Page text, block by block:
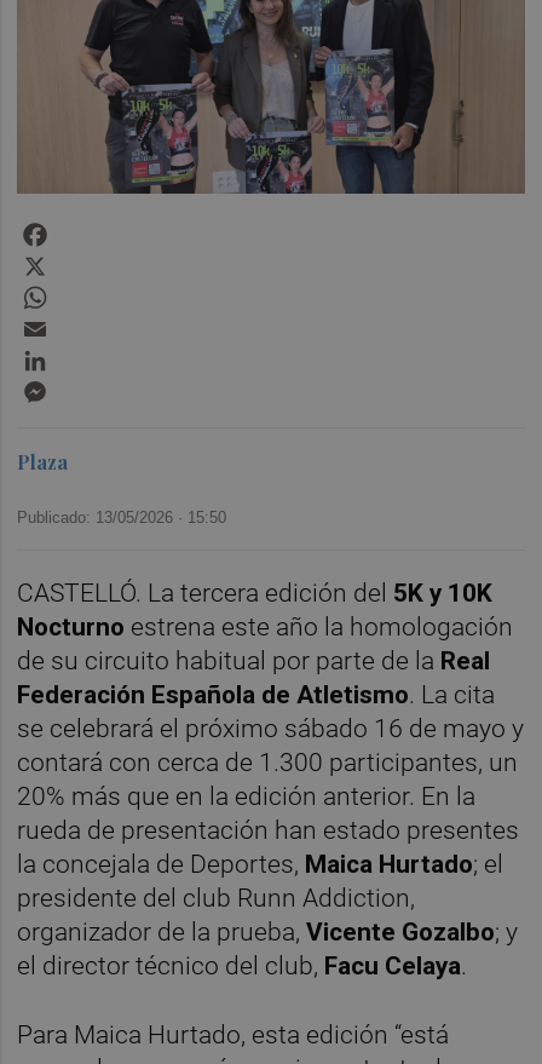
Plaza
Publicado: 13/05/2026 · 15:50
CASTELLÓ. La tercera edición del 5K y 10K
Nocturno estrena este año la homologación
de su circuito habitual por parte de la Real
Federación Española de Atletismo. La cita
se celebrará el próximo sábado 16 de mayo y
contará con cerca de 1.300 participantes, un
20% más que en la edición anterior. En la
rueda de presentación han estado presentes
la concejala de Deportes, Maica Hurtado; el
presidente del club Runn Addiction,
organizador de la prueba,Vicente Gozalbo; y
el director técnico del club, Facu Celaya.
Para Maica Hurtado, esta edición “está